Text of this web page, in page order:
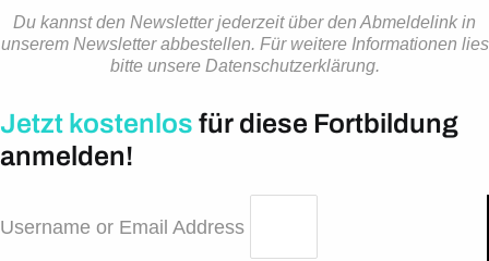
Du kannst den Newsletter jederzeit über den Abmeldelink in
unserem Newsletter abbestellen. Für weitere Informationen lies
bitte unsere Datenschutzerklärung.
Jetzt kostenlos für diese Fortbildung
anmelden!
Username or Email Address